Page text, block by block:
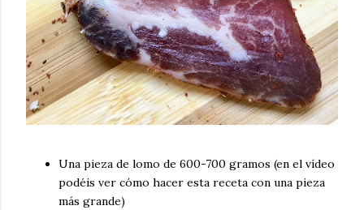
Una pieza de lomo de 600-700 gramos (en el vídeo
podéis ver cómo hacer esta receta con una pieza
más grande)